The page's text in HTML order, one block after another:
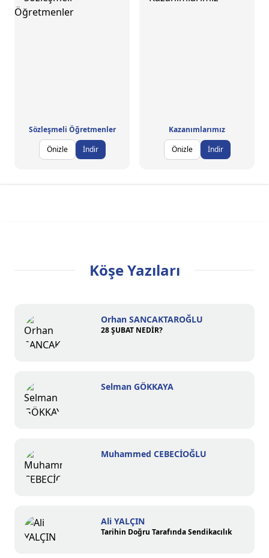
Sözleşmeli Öğretmenler
Önizle
İndir
Kazanımlarımız
Önizle
İndir
Köşe Yazıları
Orhan SANCAKTAROĞLU
28 ŞUBAT NEDİR?
Selman GÖKKAYA
Muhammed CEBECİOĞLU
Ali YALÇIN
Tarihin Doğru Tarafında Sendikacılık